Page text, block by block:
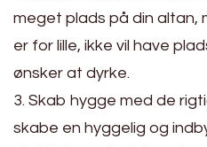
meget plads på din altan,
er for lille, ikke vil have
ønsker at dyrke.
3. Skab hygge med de
skabe en hyggelig og